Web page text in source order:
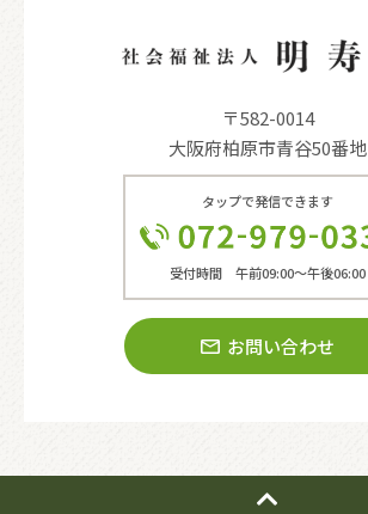
〒582-0014
大阪府柏原市青谷50番地
タップで発信できます
受付時間 午前09:00〜午後06:00
お問い合わせ